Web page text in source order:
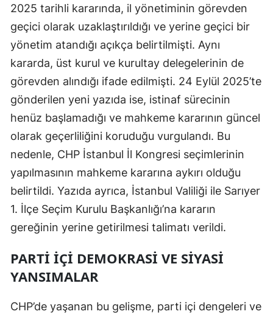
Siirt
Sinop
Sivas
Tekirdağ
Tokat
Trabzon
Tunceli
Şanlıurfa
Uşak
Van
Yozgat
Aksaray
2025 tarihli kararında, il yönetiminin görevden
geçici olarak uzaklaştırıldığı ve yerine geçici bir
yönetim atandığı açıkça belirtilmişti. Aynı
kararda, üst kurul ve kurultay delegelerinin de
görevden alındığı ifade edilmişti. 24 Eylül 2025’te
gönderilen yeni yazıda ise, istinaf sürecinin
henüz başlamadığı ve mahkeme kararının güncel
olarak geçerliliğini koruduğu vurgulandı. Bu
nedenle, CHP İstanbul İl Kongresi seçimlerinin
yapılmasının mahkeme kararına aykırı olduğu
belirtildi. Yazıda ayrıca, İstanbul Valiliği ile Sarıyer
1. İlçe Seçim Kurulu Başkanlığı’na kararın
gereğinin yerine getirilmesi talimatı verildi.
PARTI IÇI DEMOKRASI VE SIYASI
YANSIMALAR
CHP’de yaşanan bu gelişme, parti içi dengeleri ve